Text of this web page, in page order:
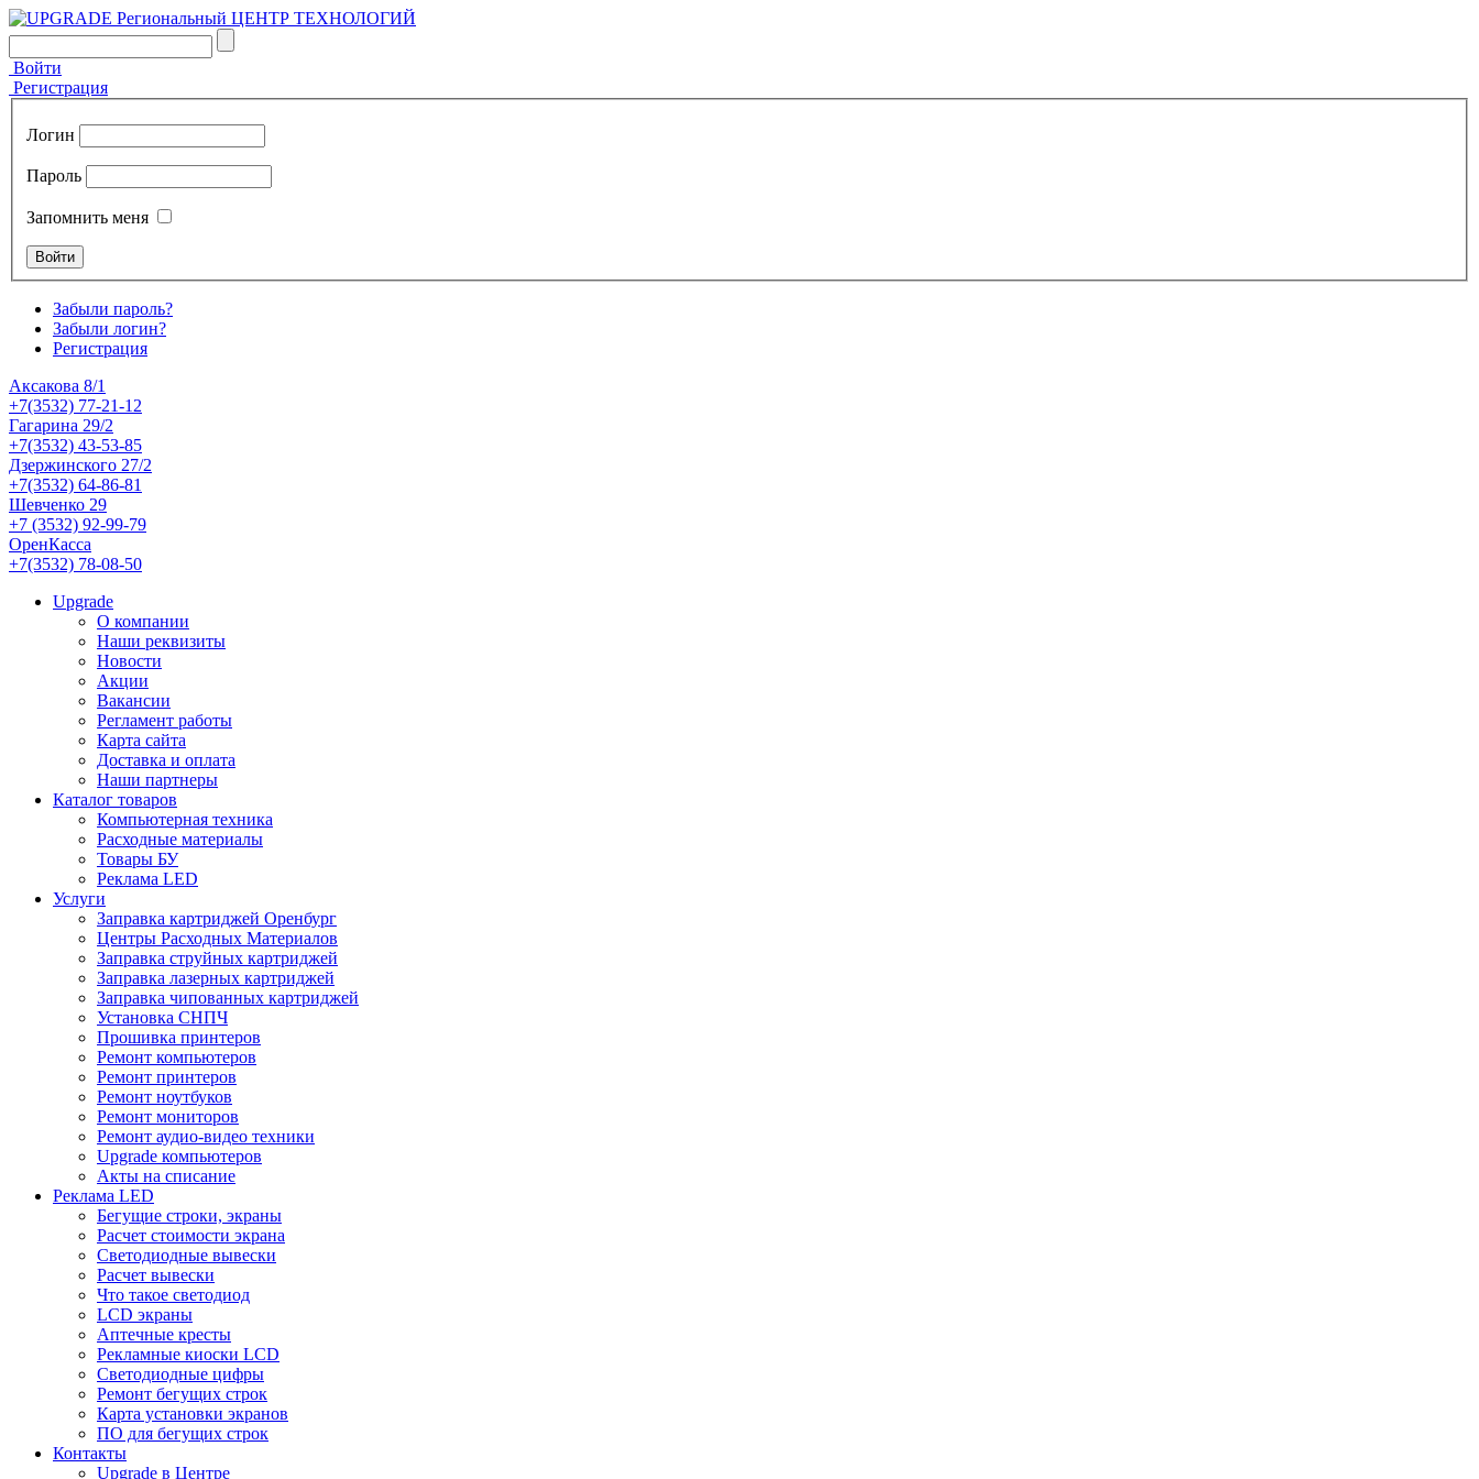
Войти
Регистрация
Логин
Пароль
Запомнить меня
Забыли пароль?
Забыли логин?
Регистрация
Аксакова 8/1
+7(3532) 77-21-12
Гагарина 29/2
+7(3532) 43-53-85
Дзержинского 27/2
+7(3532) 64-86-81
Шевченко 29
+7 (3532) 92-99-79
ОренКасса
+7(3532) 78-08-50
Upgrade
О компании
Наши реквизиты
Новости
Акции
Вакансии
Регламент работы
Карта сайта
Доставка и оплата
Наши партнеры
Каталог товаров
Компьютерная техника
Расходные материалы
Товары БУ
Реклама LED
Услуги
Заправка картриджей Оренбург
Центры Расходных Материалов
Заправка струйных картриджей
Заправка лазерных картриджей
Заправка чипованных картриджей
Установка СНПЧ
Прошивка принтеров
Ремонт компьютеров
Ремонт принтеров
Ремонт ноутбуков
Ремонт мониторов
Ремонт аудио-видео техники
Upgrade компьютеров
Акты на списание
Реклама LED
Бегущие строки, экраны
Расчет стоимости экрана
Светодиодные вывески
Расчет вывески
Что такое светодиод
LCD экраны
Аптечные кресты
Рекламные киоски LCD
Светодиодные цифры
Ремонт бегущих строк
Карта установки экранов
ПО для бегущих строк
Контакты
Upgrade в Центре